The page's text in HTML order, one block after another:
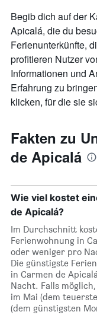
hat
1
Achse,
die
die
Wochentage
anzeigt.
Das
1
Achse,
den
Zimmerpreis
anzeigt.
Begib dich auf der
Apicalá, die du
Ferienunterkünfte,
profitieren Nutzer
Informationen und
Erfahrung zu
klicken, für die sie
Fakten zu
de Apicalá
Wie viel kostet
de Apicalá?
Im Durchschnitt
Ferienwohnung in
oder weniger pro
Die günstigste
in Carmen de
Nacht. Falls
im Mai (dem
(dem günstigsten